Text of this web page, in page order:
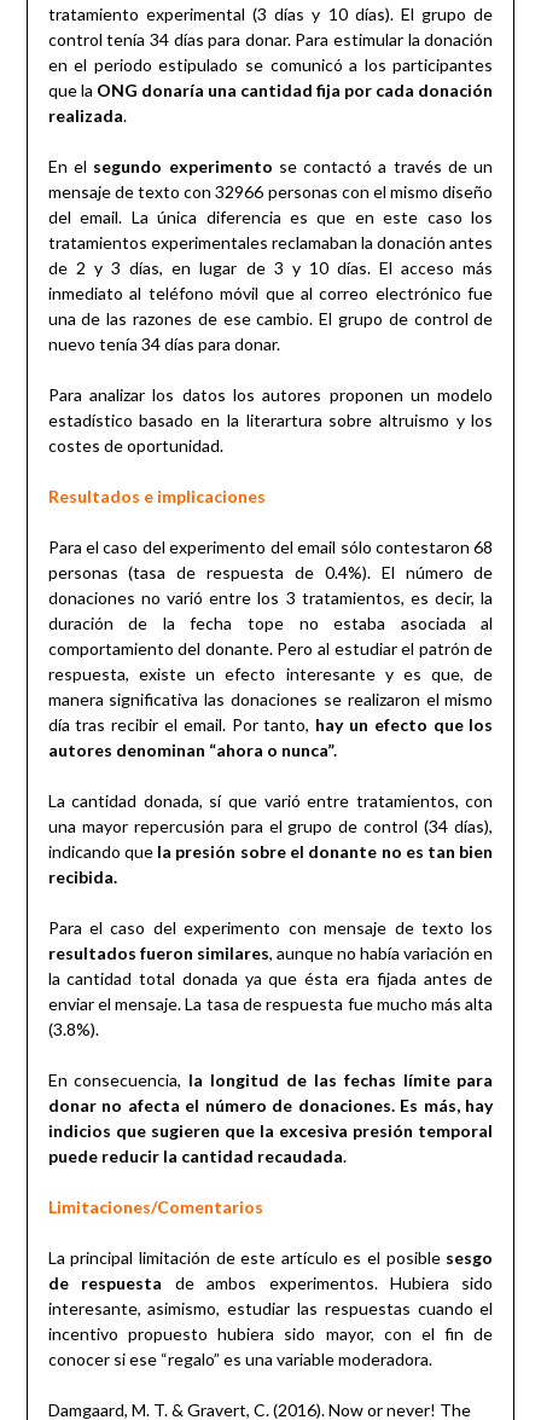
tratamiento experimental (3 días y 10 días). El grupo de
control tenía 34 días para donar. Para estimular la donación
en el periodo estipulado se comunicó a los participantes
que la ONG donaría una cantidad fija por cada donación
realizada.
En el segundo experimento se contactó a través de un
mensaje de texto con 32966 personas con el mismo diseño
del email. La única diferencia es que en este caso los
tratamientos experimentales reclamaban la donación antes
de 2 y 3 días, en lugar de 3 y 10 días. El acceso más
inmediato al teléfono móvil que al correo electrónico fue
una de las razones de ese cambio. El grupo de control de
nuevo tenía 34 días para donar.
Para analizar los datos los autores proponen un modelo
estadístico basado en la literartura sobre altruismo y los
costes de oportunidad.
Resultados e implicaciones
Para el caso del experimento del email sólo contestaron 68
personas (tasa de respuesta de 0.4%). El número de
donaciones no varió entre los 3 tratamientos, es decir, la
duración de la fecha tope no estaba asociada al
comportamiento del donante. Pero al estudiar el patrón de
respuesta, existe un efecto interesante y es que, de
manera significativa las donaciones se realizaron el mismo
día tras recibir el email. Por tanto, hay un efecto que los
autores denominan “ahora o nunca”.
La cantidad donada, sí que varió entre tratamientos, con
una mayor repercusión para el grupo de control (34 días),
indicando que la presión sobre el donante no es tan bien
recibida.
Para el caso del experimento con mensaje de texto los
resultados fueron similares, aunque no había variación en
la cantidad total donada ya que ésta era fijada antes de
enviar el mensaje. La tasa de respuesta fue mucho más alta
(3.8%).
En consecuencia, la longitud de las fechas límite para
donar no afecta el número de donaciones. Es más, hay
indicios que sugieren que la excesiva presión temporal
puede reducir la cantidad recaudada.
Limitaciones/Comentarios
La principal limitación de este artículo es el posiblesesgo
de respuesta de ambos experimentos. Hubiera sido
interesante, asimismo, estudiar las respuestas cuando el
incentivo propuesto hubiera sido mayor, con el fin de
conocer si ese “regalo” es una variable moderadora.
Damgaard, M. T. & Gravert, C. (2016). Now or never! The